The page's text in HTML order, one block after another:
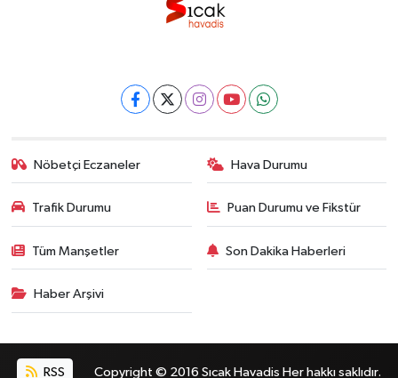
Nöbetçi Eczaneler Hava Durumu
Trafik Durumu Puan Durumu ve Fikstür
Tüm Manşetler Son Dakika Haberleri
Haber Arşivi
RSS Copyright © 2016 Sıcak Havadis Her hakkı saklıdır.